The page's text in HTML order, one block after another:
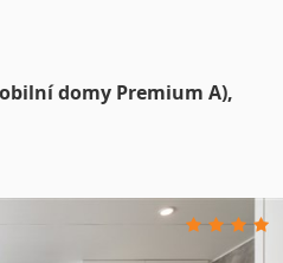
domy Premium A),